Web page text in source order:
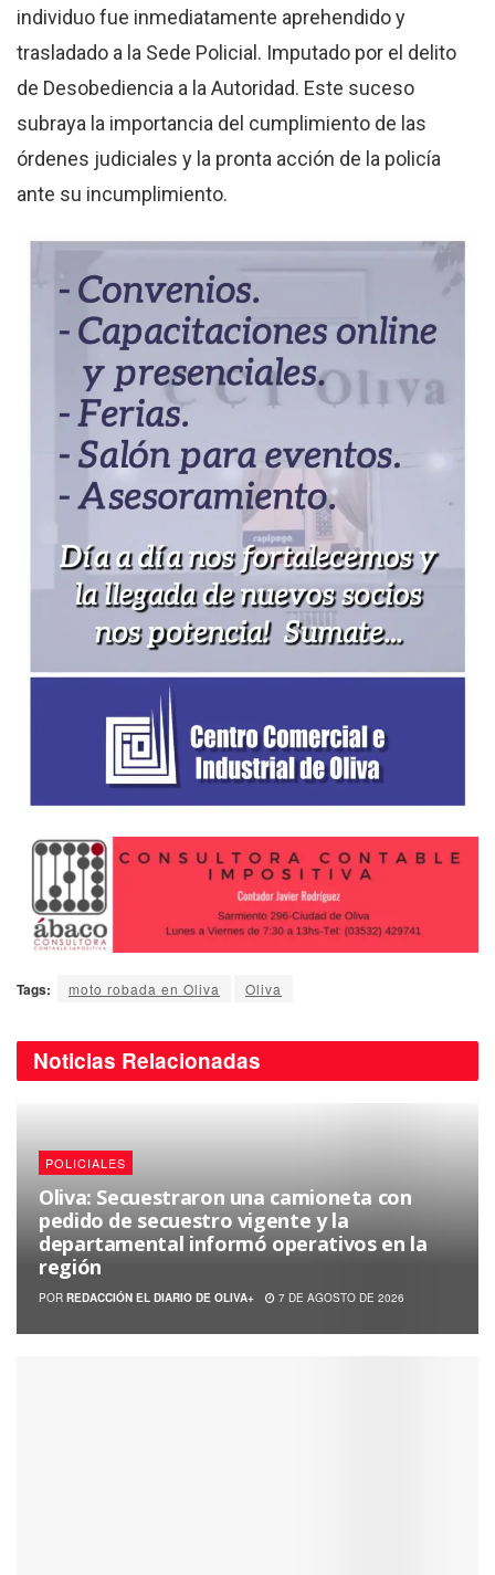
individuo fue inmediatamente aprehendido y
trasladado a la Sede Policial. Imputado por el delito
de Desobediencia a la Autoridad. Este suceso
subraya la importancia del cumplimiento de las
órdenes judiciales y la pronta acción de la policía
ante su incumplimiento.
Tags: moto robada en Oliva Oliva
Noticias Relacionadas
POLICIALES
Oliva: Secuestraron una camioneta con
pedido de secuestro vigente y la
departamental informó operativos en la
región
POR REDACCIÓN EL DIARIO DE OLIVA+ 7 DE AGOSTO DE 2026